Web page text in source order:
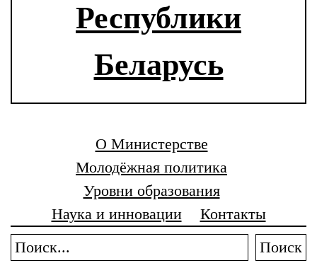
Республики
Беларусь
О Министерстве
Молодёжная политика
Уровни образования
Наука и инновации
Контакты
Поиск